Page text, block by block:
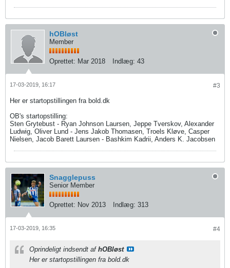
hOBløst
Member
Oprettet: Mar 2018 Indlæg: 43
#3
17-03-2019, 16:17
Her er startopstillingen fra bold.dk
OB's startopstilling:
Sten Grytebust - Ryan Johnson Laursen, Jeppe Tverskov, Alexander
Ludwig, Oliver Lund - Jens Jakob Thomasen, Troels Kløve, Casper
Nielsen, Jacob Barett Laursen - Bashkim Kadrii, Anders K. Jacobsen
Snagglepuss
Senior Member
Oprettet: Nov 2013 Indlæg: 313
#4
17-03-2019, 16:35
Oprindeligt indsendt af hOBløst
Her er startopstillingen fra bold.dk